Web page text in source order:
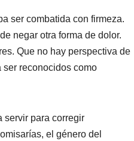
ser combatida con firmeza.
negar otra forma de dolor.
Que no hay perspectiva de
ser reconocidos como
servir para corregir
el género del